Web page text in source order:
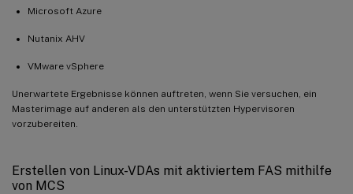
Microsoft Azure
Nutanix AHV
VMware vSphere
Unerwartete Ergebnisse können auftreten, wenn Sie versuchen, ein
Masterimage auf anderen als den unterstützten Hypervisoren
vorzubereiten.
Erstellen von Linux-VDAs mit aktiviertem FAS mithilfe
von MCS